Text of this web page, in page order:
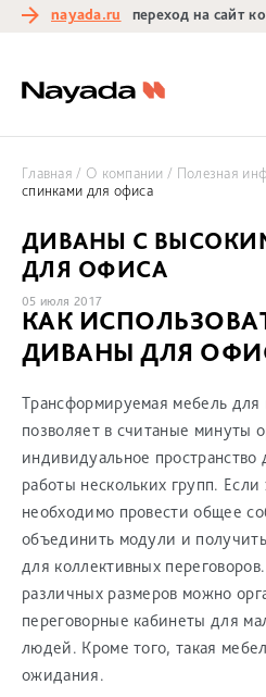
nayada.ru переход на сайт
Главная О компании Полезная
спинками для офиса
ДИВАНЫ С
ДЛЯ ОФИСА
05 июля 2017
КАК
ДИВАНЫ ДЛЯ
Трансформируемая мебель для
позволяет в считаные минуты
индивидуальное
работы нескольких групп.
необходимо провести общее
объединить модули и
для коллективных
различных размеров можно
переговорные кабинеты для
людей. Кроме того, такая
ожидания.